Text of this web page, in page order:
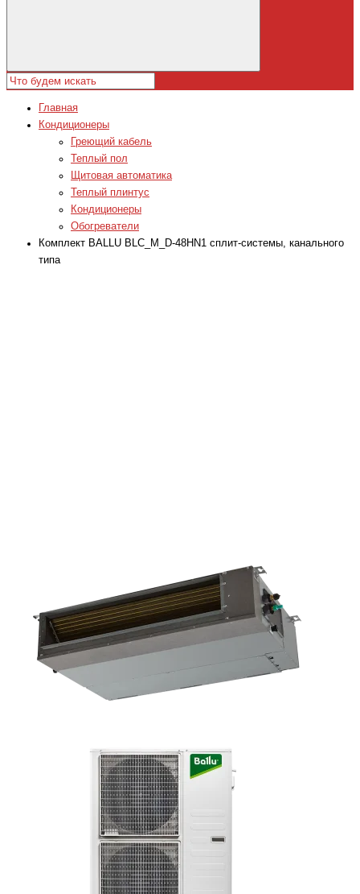
Главная
Кондиционеры
Греющий кабель
Теплый пол
Щитовая автоматика
Теплый плинтус
Кондиционеры
Обогреватели
Комплект BALLU BLC_M_D-48HN1 сплит-системы, канального
типа